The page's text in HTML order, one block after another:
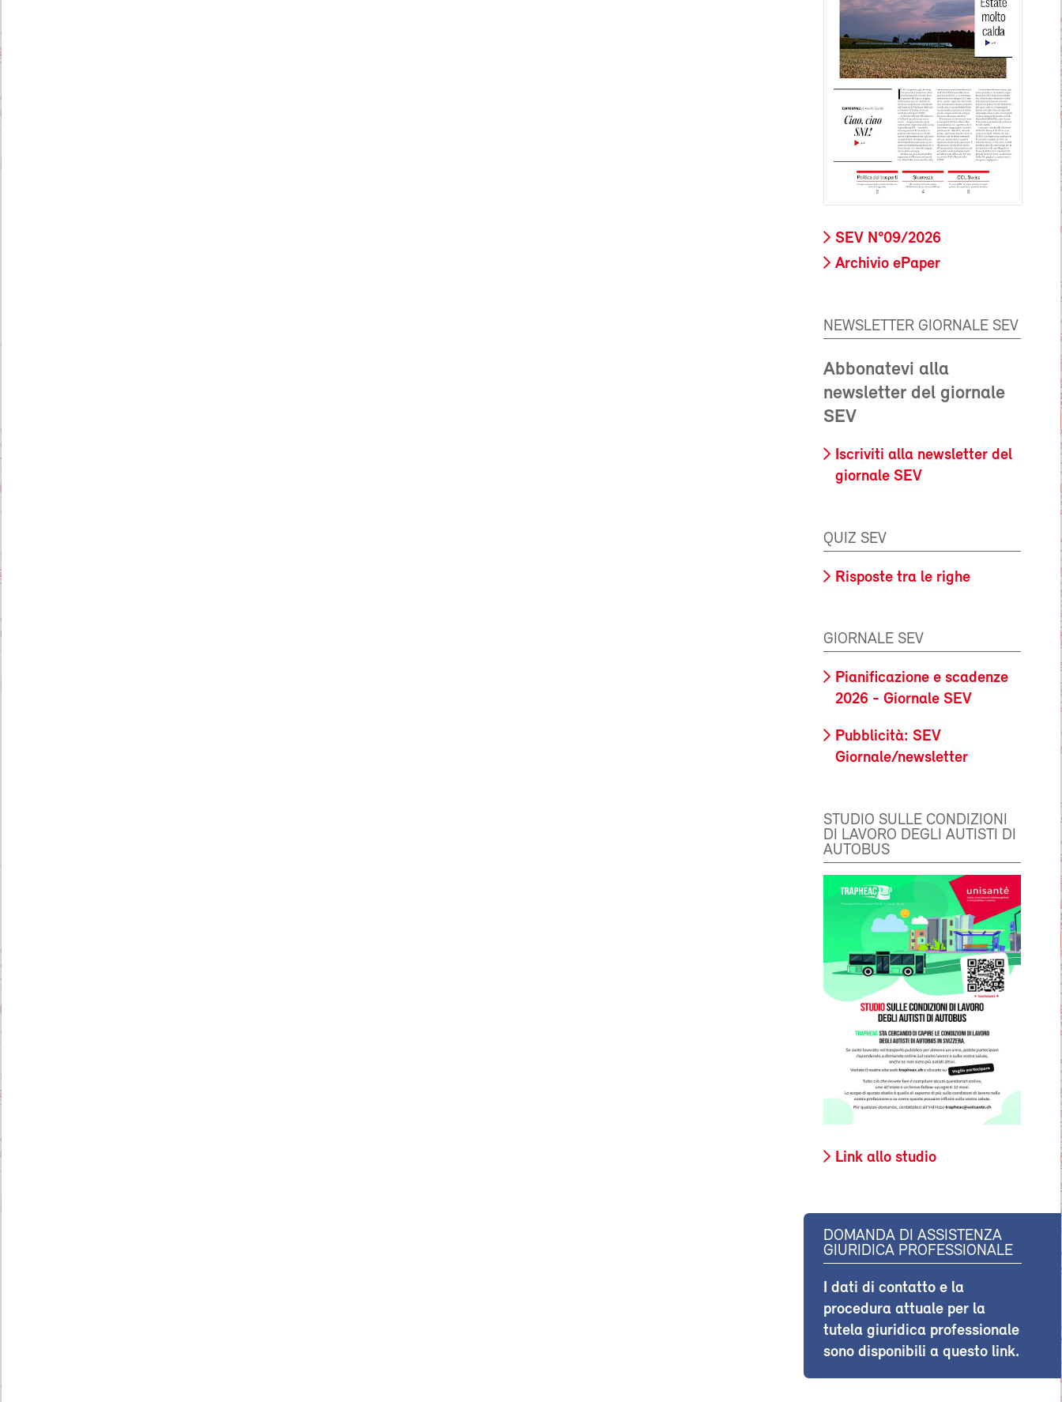
SEV N°09/2026
Archivio ePaper
NEWSLETTER GIORNALE SEV
Abbonatevi alla
newsletter del giornale
SEV
Iscriviti alla newsletter del
giornale SEV
QUIZ SEV
Risposte tra le righe
GIORNALE SEV
Pianificazione e scadenze
2026 - Giornale SEV
Pubblicità: SEV
Giornale/newsletter
STUDIO SULLE CONDIZIONI
DI LAVORO DEGLI AUTISTI DI
AUTOBUS
Link allo studio
DOMANDA DI ASSISTENZA
GIURIDICA PROFESSIONALE
I dati di contatto e la
procedura attuale per la
tutela giuridica professionale
sono disponibili a questo link.